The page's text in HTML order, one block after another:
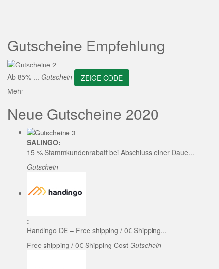
Gutscheine Empfehlung
Ab 85% ... Gutschein
ZEIGE CODE
Mehr
Neue Gutscheine 2020
SALiNGO:
15 % Stammkundenrabatt bei Abschluss einer Daue...
Gutschein
:
Handingo DE – Free shipping / 0€ Shipping...
Free shipping / 0€ Shipping Cost Gutschein